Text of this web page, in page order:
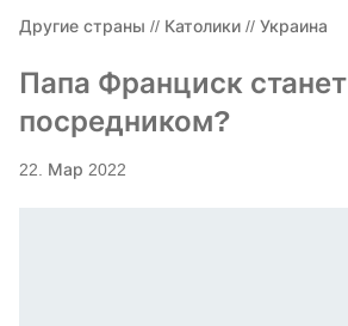
Другие страны // Католики // Украина
Папа Франциск станет
посредником?
22. Мар 2022